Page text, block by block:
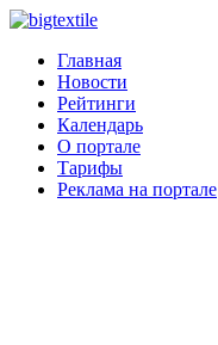
Главная
Новости
Рейтинги
Календарь
О портале
Тарифы
Реклама на портале